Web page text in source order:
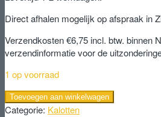
Direct afhalen mogelijk op afspraak in
Verzendkosten €6,75 incl. btw. binnen
verzendinformatie voor de
1 op voorraad
Kalot
in
Toevoegen aan winkelwagen
Categorie: Kalotten